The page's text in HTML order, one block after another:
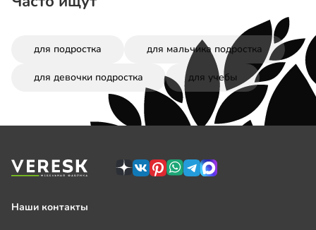
для подростка для мальчика подростка
для девочки подростка для учебы
Наши контакты